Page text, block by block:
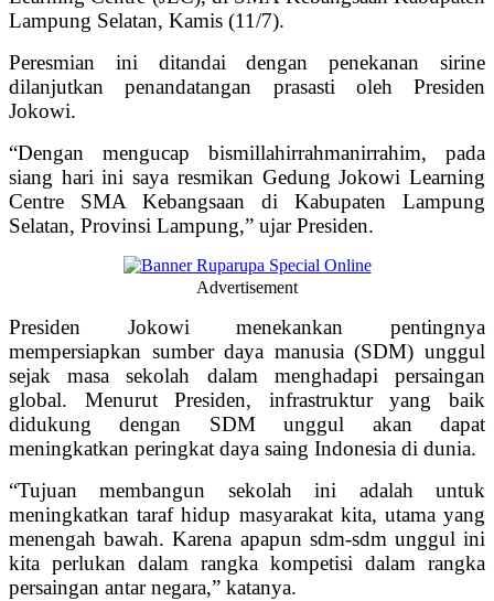
Lampung Selatan, Kamis (11/7).
Peresmian ini ditandai dengan penekanan sirine
dilanjutkan penandatangan prasasti oleh Presiden
Jokowi.
“Dengan mengucap bismillahirrahmanirrahim, pada
siang hari ini saya resmikan Gedung Jokowi Learning
Centre SMA Kebangsaan di Kabupaten Lampung
Selatan, Provinsi Lampung,” ujar Presiden.
Advertisement
Presiden Jokowi menekankan pentingnya
mempersiapkan sumber daya manusia (SDM) unggul
sejak masa sekolah dalam menghadapi persaingan
global. Menurut Presiden, infrastruktur yang baik
didukung dengan SDM unggul akan dapat
meningkatkan peringkat daya saing Indonesia di dunia.
“Tujuan membangun sekolah ini adalah untuk
meningkatkan taraf hidup masyarakat kita, utama yang
menengah bawah. Karena apapun sdm-sdm unggul ini
kita perlukan dalam rangka kompetisi dalam rangka
persaingan antar negara,” katanya.